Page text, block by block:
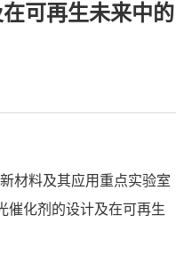
可再生未来中的
材料及其应用重点实验室
催化剂的设计及在可再生